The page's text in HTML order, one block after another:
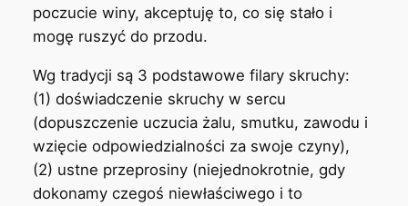
poczucie winy, akceptuję to, co się stało i
mogę ruszyć do przodu.
Wg tradycji są 3 podstawowe filary skruchy:
(1) doświadczenie skruchy w sercu
(dopuszczenie uczucia żalu, smutku, zawodu i
wzięcie odpowiedzialności za swoje czyny),
(2) ustne przeprosiny (niejednokrotnie, gdy
dokonamy czegoś niewłaściwego i to